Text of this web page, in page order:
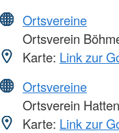
Ortsvereine
Ortsverein
Karte: Link zur
Ortsvereine
Ortsverein
Karte: Link zur